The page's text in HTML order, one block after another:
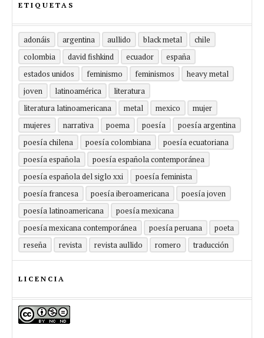
ETIQUETAS
adonáis argentina aullido black metal
chile
colombia
david fishkind ecuador
españa
estados unidos
feminismo feminismos
heavy metal
joven
latinoamérica
literatura
literatura latinoamericana
metal mexico
mujer
mujeres
narrativa poema poesía
poesía argentina
poesía chilena
poesía colombiana
poesía ecuatoriana
poesía española
poesía española contemporánea
poesía española del siglo xxi
poesía feminista
poesía francesa
poesía iberoamericana
poesía joven
poesía latinoamericana
poesía mexicana
poesía mexicana contemporánea
poesía peruana
poeta
reseña
revista revista aullido romero traducción
LICENCIA